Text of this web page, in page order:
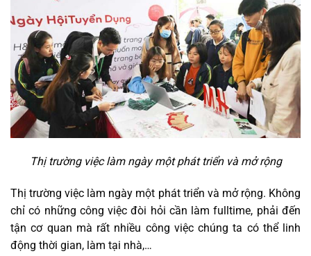
Thị trường việc làm ngày một phát triển và mở rộng
Thị trường việc làm ngày một phát triển và mở rộng. Không
chỉ có những công việc đòi hỏi cần làm fulltime, phải đến
tận cơ quan mà rất nhiều công việc chúng ta có thể linh
động thời gian, làm tại nhà,…